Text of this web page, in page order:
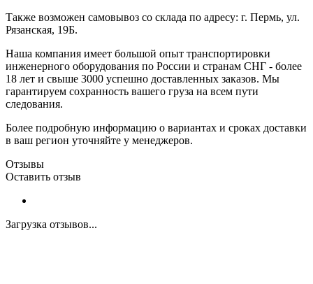
Также возможен самовывоз со склада по адресу: г. Пермь, ул.
Рязанская, 19Б.
Наша компания имеет большой опыт транспортировки
инженерного оборудования по России и странам СНГ - более
18 лет и свыше 3000 успешно доставленных заказов. Мы
гарантируем сохранность вашего груза на всем пути
следования.
Более подробную информацию о вариантах и сроках доставки
в ваш регион уточняйте у менеджеров.
Отзывы
Оставить отзыв
Загрузка отзывов...